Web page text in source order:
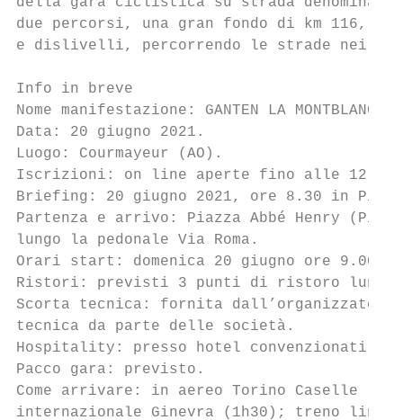
due percorsi, una gran fondo di km 116,
e dislivelli, percorrendo le strade nei
Info in breve
Nome manifestazione: GANTEN LA MONTBLANC
Data: 20 giugno 2021.
Luogo: Courmayeur (AO).
Iscrizioni: on line aperte fino alle 12.00
Briefing: 20 giugno 2021, ore 8.30 in
Partenza e arrivo: Piazza Abbé Henry
lungo la pedonale Via Roma.
Orari start: domenica 20 giugno ore 9.00.
Ristori: previsti 3 punti di ristoro
Scorta tecnica: fornita dall’organizzatore,
tecnica da parte delle società.
Hospitality: presso hotel convenzionati
Pacco gara: previsto.
Come arrivare: in aereo Torino Caselle
internazionale Ginevra (1h30); treno